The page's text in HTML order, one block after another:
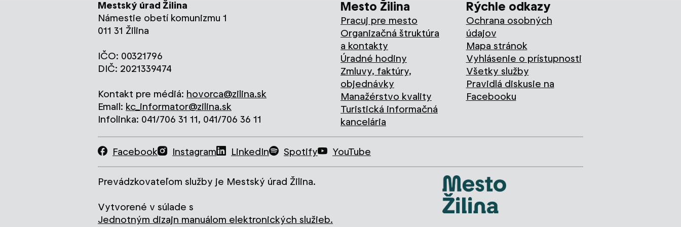
Mestský úrad Žilina
Námestie obetí komunizmu 1
011 31 Žilina
IČO: 00321796
DIČ: 2021339474
Kontakt pre médiá: hovorca@zilina.sk
Email: kc_informator@zilina.sk
Infolinka: 041/706 31 11, 041/706 36 11
Mesto Žilina
Pracuj pre mesto
Organizačná štruktúra
a kontakty
Úradné hodiny
Zmluvy, faktúry,
objednávky
Manažérstvo kvality
Turistická informačná
kancelária
Rýchle odkazy
Ochrana osobných
údajov
Mapa stránok
Vyhlásenie o prístupnosti
Všetky služby
Pravidlá diskusie na
Facebooku
Facebook Instagram LinkedIn Spotify YouTube
Prevádzkovateľom služby je Mestský úrad Žilina.
Vytvorené v súlade s
Jednotným dizajn manuálom elektronických služieb.